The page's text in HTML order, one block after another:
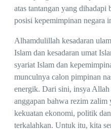
atas tantangan yang
posisi kepemimpinan negara
Alhamdulillah kesadaran
Islam dan kesadaran umat
syariat Islam dan
munculnya calon pimpinan
energik. Dari sini, insya Allah
anggapan bahwa rezim zalim
kekuatan ekonomi, politik
terkalahkan. Untuk itu, kita